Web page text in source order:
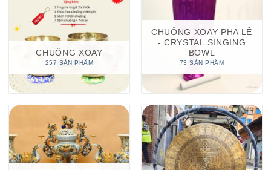
CHUÔNG XOAY
257 SẢN PHẨM
CHUÔNG XOAY PHA LÊ
- CRYSTAL SINGING
BOWL
73 SẢN PHẨM